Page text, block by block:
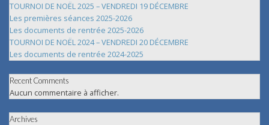
TOURNOI DE NOËL 2025 – VENDREDI 19 DÉCEMBRE
Les premières séances 2025-2026
Les documents de rentrée 2025-2026
TOURNOI DE NOËL 2024 – VENDREDI 20 DÉCEMBRE
Les documents de rentrée 2024-2025
Recent Comments
Aucun commentaire à afficher.
Archives